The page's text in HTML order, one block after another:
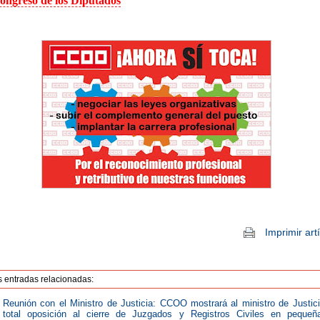
Imprimir
entradas relacionadas:
Reunión con el Ministro de Justicia: CCOO mostrará al ministro de
total oposición al cierre de Juzgados y Registros Civiles en